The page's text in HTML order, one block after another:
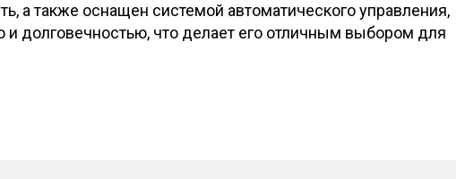
а также оснащен системой автоматического управления,
долговечностью, что делает его отличным выбором для